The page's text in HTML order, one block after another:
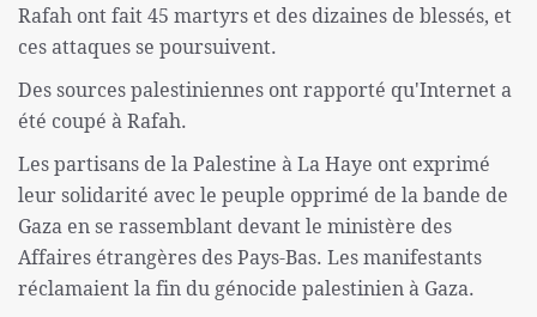
Rafah ont fait 45 martyrs et des dizaines de blessés, et
ces attaques se poursuivent.
Des sources palestiniennes ont rapporté qu'Internet a
été coupé à Rafah.
Les partisans de la Palestine à La Haye ont exprimé
leur solidarité avec le peuple opprimé de la bande de
Gaza en se rassemblant devant le ministère des
Affaires étrangères des Pays-Bas. Les manifestants
réclamaient la fin du génocide palestinien à Gaza.